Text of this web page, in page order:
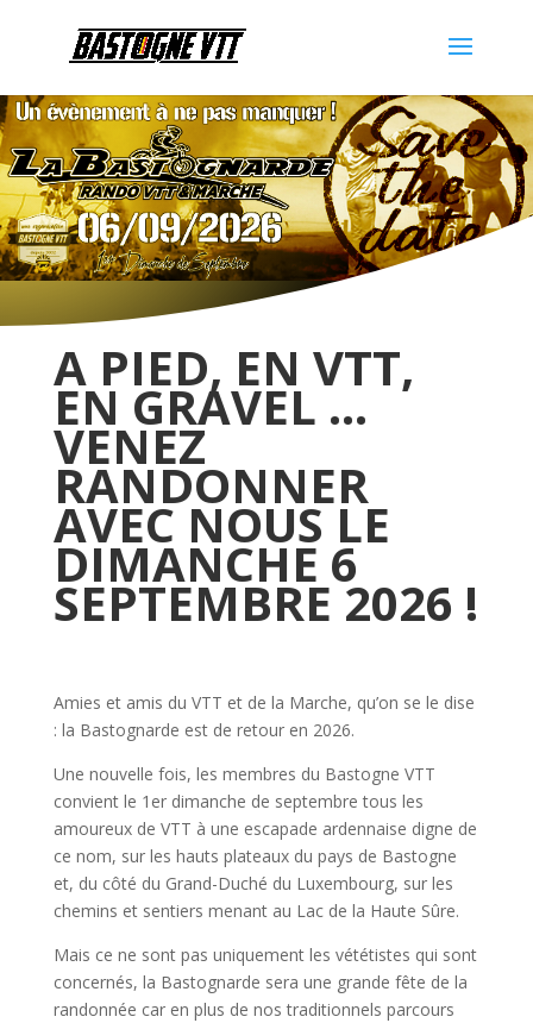
A PIED, EN VTT,
EN GRAVEL …
VENEZ
RANDONNER
AVEC NOUS LE
DIMANCHE 6
SEPTEMBRE 2026 !
Amies et amis du VTT et de la Marche, qu’on se le dise
: la Bastognarde est de retour en 2026.
Une nouvelle fois, les membres du Bastogne VTT
convient le 1er dimanche de septembre tous les
amoureux de VTT à une escapade ardennaise digne de
ce nom, sur les hauts plateaux du pays de Bastogne
et, du côté du Grand-Duché du Luxembourg, sur les
chemins et sentiers menant au Lac de la Haute Sûre.
Mais ce ne sont pas uniquement les vététistes qui sont
concernés, la Bastognarde sera une grande fête de la
randonnée car en plus de nos traditionnels parcours